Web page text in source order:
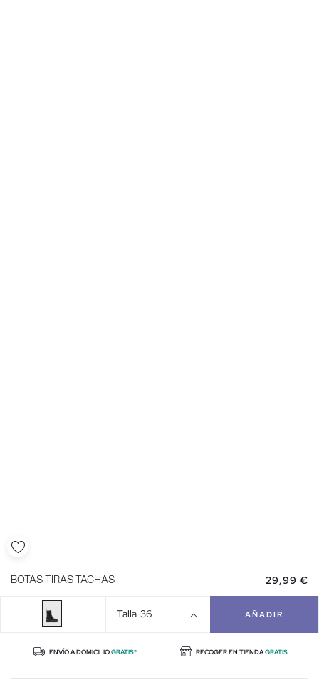
BOTAS TIRAS TACHAS 29,99 €
Talla 36 AÑADIR
ENVÍO A DOMICILIOGRATIS* RECOGER EN TIENDAGRATIS